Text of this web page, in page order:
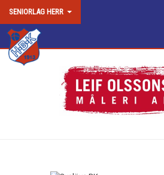
SENIORLAG HERR
HEM